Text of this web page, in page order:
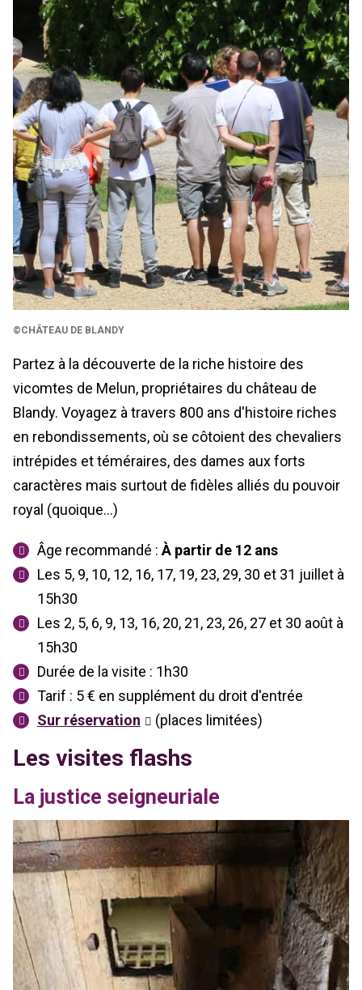
©CHÂTEAU DE BLANDY
Partez à la découverte de la riche histoire des
vicomtes de Melun, propriétaires du château de
Blandy. Voyagez à travers 800 ans d'histoire riches
en rebondissements, où se côtoient des chevaliers
intrépides et téméraires, des dames aux forts
caractères mais surtout de fidèles alliés du pouvoir
royal (quoique...)
Âge recommandé : À partir de 12 ans
Les 5, 9, 10, 12, 16, 17, 19, 23, 29, 30 et 31 juillet à
15h30
Les 2, 5, 6, 9, 13, 16, 20, 21, 23, 26, 27 et 30 août à
15h30
Durée de la visite : 1h30
Tarif : 5 € en supplément du droit d'entrée
Sur réservation
(places limitées)
Les visites flashs
La justice seigneuriale